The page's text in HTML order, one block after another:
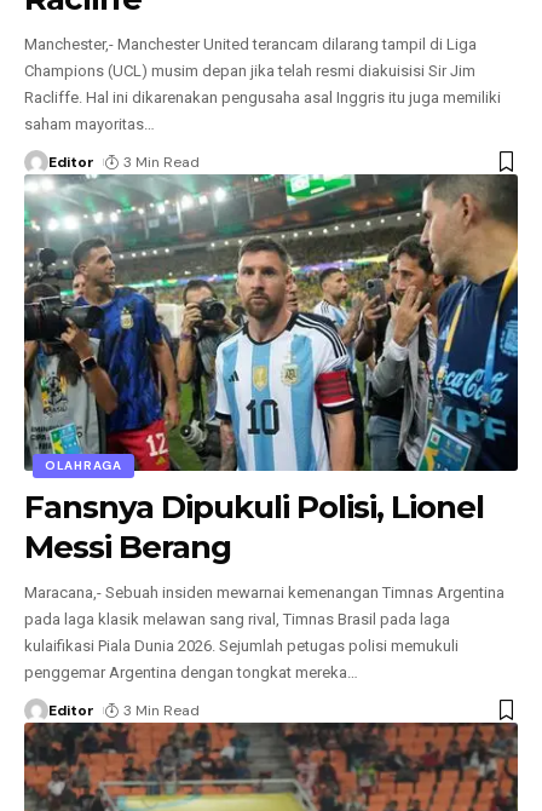
Manchester,- Manchester United terancam dilarang tampil di Liga
Champions (UCL) musim depan jika telah resmi diakuisisi Sir Jim
Racliffe. Hal ini dikarenakan pengusaha asal Inggris itu juga memiliki
saham mayoritas
Editor 3 Min Read
OLAHRAGA
Fansnya Dipukuli Polisi, Lionel
Messi Berang
Maracana,- Sebuah insiden mewarnai kemenangan Timnas Argentina
pada laga klasik melawan sang rival, Timnas Brasil pada laga
kulaifikasi Piala Dunia 2026. Sejumlah petugas polisi memukuli
penggemar Argentina dengan tongkat mereka
Editor 3 Min Read